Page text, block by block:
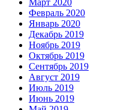
Февраль 2020
Январь 2020
Декабрь 2019
Ноябрь 2019
Октябрь 2019
Сентябрь 2019
Август 2019
Июль 2019
Июнь 2019